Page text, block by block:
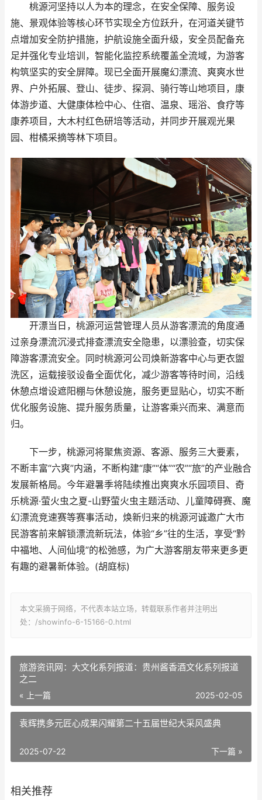
桃源河坚持以人为本的理念，在安全保障、服务设
施、景观体验等核心环节实现全方位跃升，在河道关键节
点增加安全防护措施，护航设施全面升级，安全员配备充
足并强化专业培训，智能化监控系统覆盖全流域，为游客
构筑坚实的安全屏障。现已全面开展魔幻漂流、爽爽水世
界、户外拓展、登山、徒步、探洞、骑行等山地项目，康
体游步道、大健康体检中心、住宿、温泉、瑶浴、食疗等
康养项目，大木村红色研培等活动，并同步开展观光果
园、柑橘采摘等林下项目。
开漂当日，桃源河运营管理人员从游客漂流的角度通
过亲身漂流沉浸式排查漂流安全隐患，以漂验查，切实保
障游客漂流安全。同时桃源河公司焕新游客中心与更衣盥
洗区，运载接驳设备全面优化，减少游客等待时间，沿线
休憩点增设遮阳棚与休憩设施，服务更显贴心，切实不断
优化服务设施、提升服务质量，让游客乘兴而来、满意而
归。
下一步，桃源河将聚焦资源、客源、服务三大要素，
不断丰富“六爽”内涵，不断构建“康”“体”“农”“旅”的产业融合
发展新格局。今年避暑季将陆续推出爽爽水乐园项目、奇
乐桃源·萤火虫之夏-山野萤火虫主题活动、儿童障碍赛、魔
幻漂流竞速赛等赛事活动，焕新归来的桃源河诚邀广大市
民游客前来解锁漂流新玩法，体验“乡”往的生活，享受“黔
中福地、人间仙境”的松弛感，为广大游客朋友带来更多更
有趣的避暑新体验。(胡庭标)
本文采摘于网络，不代表本站立场，转载联系作者并注明出
处：/showinfo-6-15166-0.html
旅游资讯网：大文化系列报道：贵州酱香酒文化系列报道
之二
« 上一篇 2025-02-05
袁辉携多元匠心成果闪耀第二十五届世纪大采风盛典
下一篇 »
2025-07-22
相关推荐